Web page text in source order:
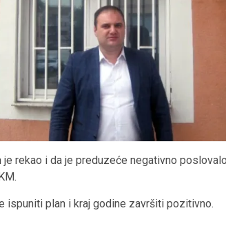
rekao i da je preduzeće negativno
ispuniti plan i kraj godine završiti pozitivno.